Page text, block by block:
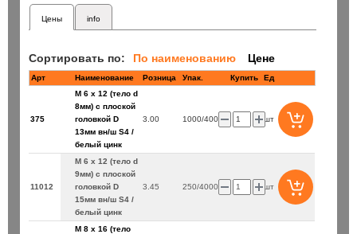
Цены info
Сортировать по: По наименованию Цене
Арт Наименование Розница Купить Ед
375
М 6 х 12 (тело d
8мм) с плоской
головкой D
13мм вн/ш S4 /
белый цинк
3.00 1000/4000 шт
11012
М 6 х 12 (тело d
9мм) с плоской
головкой D
15мм вн/ш S4 /
белый цинк
3.45 250/4000 шт
М 8 х 16 (тело